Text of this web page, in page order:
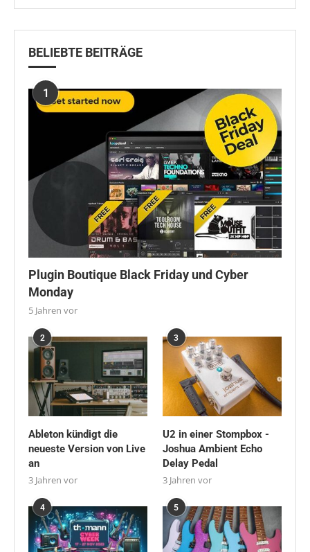
BELIEBTE BEITRÄGE
1
Plugin Boutique Black Friday und Cyber
Monday
5 Jahren vor
2
Ableton kündigt die
neueste Version von Live
an
3 Jahren vor
3
U2 in einer Stompbox -
Joshua Ambient Echo
Delay Pedal
3 Jahren vor
4 5